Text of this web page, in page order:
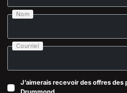
Nom
Courriel
J’aimerais recevoir des offres des
Drummond